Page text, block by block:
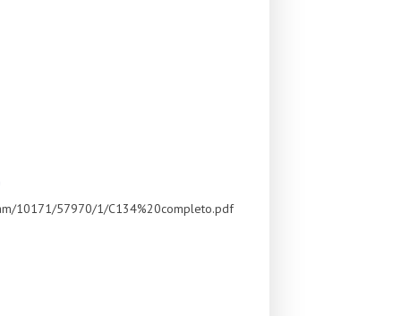
10171/57970/1/C134%20completo.pdf